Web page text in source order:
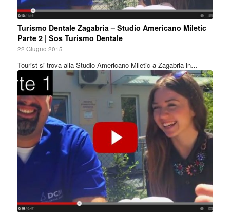
Turismo Dentale Zagabria – Studio Americano Miletic
Parte 2 | Sos Turismo Dentale
22 Giugno 2015
Tourist si trova alla Studio Americano Miletic a Zagabria in…